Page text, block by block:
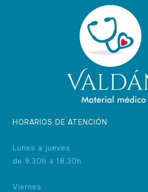
HORARIOS DE ATENCIÓN
Lunes a jueves
de 9.30h a 18.30h
Viernes